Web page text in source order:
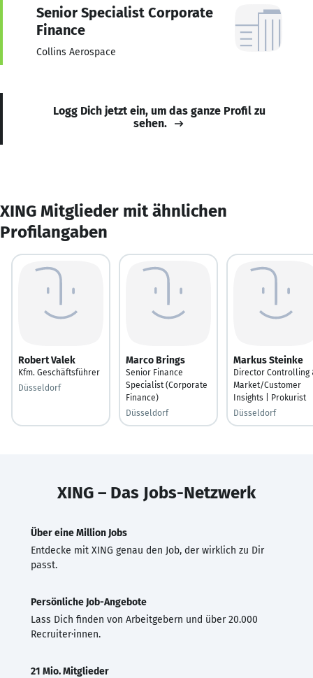
Senior Specialist Corporate
Finance
Collins Aerospace
Logg Dich jetzt ein, um das ganze Profil zu
sehen.
XING Mitglieder mit ähnlichen
Profilangaben
Robert Valek
Kfm. Geschäftsführer
Düsseldorf
Marco Brings
Senior Finance
Specialist (Corporate
Finance)
Düsseldorf
Markus Steinke
Director Controlling
Market/Customer
Insights | Prokurist
Düsseldorf
XING – Das Jobs-Netzwerk
Über eine Million Jobs
Entdecke mit XING genau den Job, der wirklich zu Dir
passt.
Persönliche Job-Angebote
Lass Dich finden von Arbeitgebern und über 20.000
Recruiter·innen.
21 Mio. Mitglieder